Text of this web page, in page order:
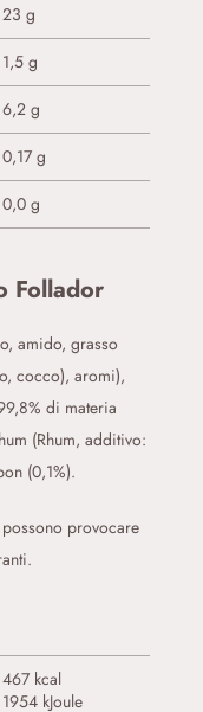
23 g
1,5 g
6,2 g
0,17 g
0,0 g
Follador
amido, grasso
cocco), aromi),
di materia
(Rhum, additivo:
(0,1%).
provocare
467 kcal
1954 kJoule